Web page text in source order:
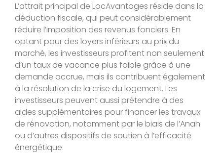
L’attrait principal de LocAvantages réside dans la
déduction fiscale, qui peut considérablement
réduire l’imposition des revenus fonciers. En
optant pour des loyers inférieurs au prix du
marché, les investisseurs profitent non seulement
d’un taux de vacance plus faible grâce à une
demande accrue, mais ils contribuent également
à la résolution de la crise du logement. Les
investisseurs peuvent aussi prétendre à des
aides supplémentaires pour financer les travaux
de rénovation, notamment par le biais de l’Anah
ou d’autres dispositifs de soutien à l’efficacité
énergétique.